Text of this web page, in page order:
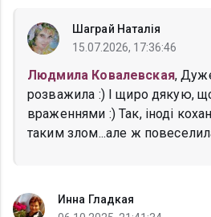
Шаграй Наталія
15.07.2026, 17:36:46
Людмила Ковалевская,
розважила :) І щиро дякую,
враженнями :) Так, іноді
таким злом...але ж
Инна Гладкая